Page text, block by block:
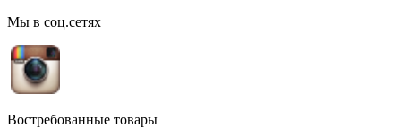
Мы в соц.сетях
Востребованные товары